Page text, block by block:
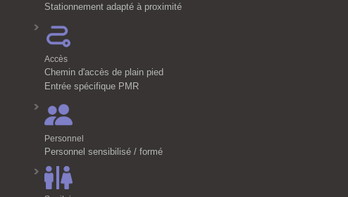
Stationnement adapté à proximité
Accès
Chemin d'accès de plain pied
Entrée spécifique PMR
Personnel
Personnel sensibilisé / formé